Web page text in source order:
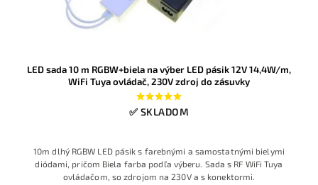
LED sada 10 m RGBW+biela na výber LED pásik 12V 14,4W/m,
WiFi Tuya ovládač, 230V zdroj do zásuvky
✅ SKLADOM
10m dlhý RGBW LED pásik s farebnými a samostatnými bielymi
diódami, pričom Biela farba podľa výberu. Sada s RF WiFi Tuya
ovládačom, so zdrojom na 230V a s konektormi.